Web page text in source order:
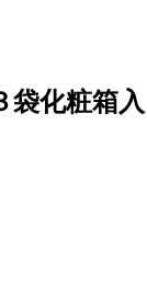
化粧箱入